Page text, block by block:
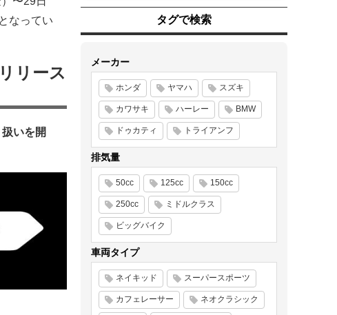
なってい
リース
いを開
タグで検索
メーカー
ホンダ ヤマハ スズキ
カワサキ ハーレー BMW
ドゥカティ トライアンフ
排気量
50cc 125cc 150cc
250cc ミドルクラス
ビッグバイク
車両タイプ
ネイキッド スーパースポーツ
カフェレーサー ネオクラシック